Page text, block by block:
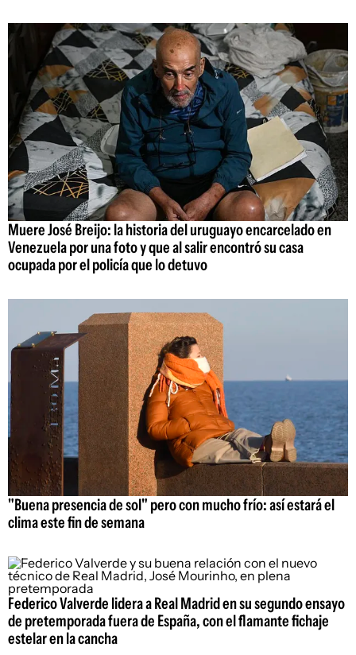
Muere José Breijo: la historia del uruguayo encarcelado en
Venezuela por una foto y que al salir encontró su casa
ocupada por el policía que lo detuvo
"Buena presencia de sol" pero con mucho frío: así estará el
clima este fin de semana
Federico Valverde lidera a Real Madrid en su segundo ensayo
de pretemporada fuera de España, con el flamante fichaje
estelar en la cancha